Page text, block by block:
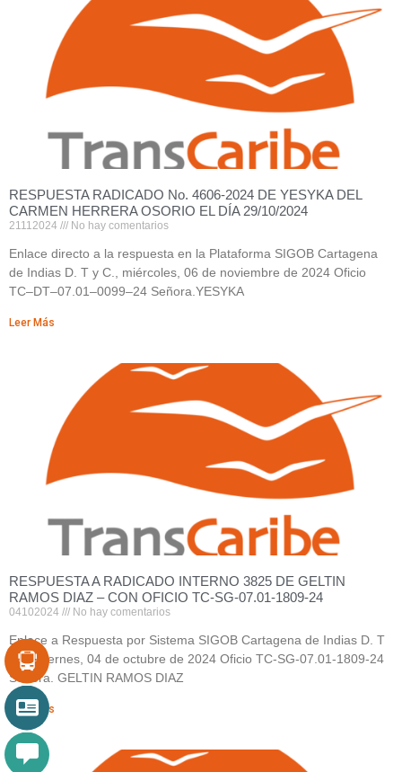
RESPUESTA RADICADO No. 4606-2024 DE YESYKA DEL
CARMEN HERRERA OSORIO EL DÍA 29/10/2024
21112024 No hay comentarios
Enlace directo a la respuesta en la Plataforma SIGOB Cartagena
de Indias D. T y C., miércoles, 06 de noviembre de 2024 Oficio
TC–DT–07.01–0099–24 Señora.YESYKA
Leer Más
RESPUESTA A RADICADO INTERNO 3825 DE GELTIN
RAMOS DIAZ – CON OFICIO TC-SG-07.01-1809-24
04102024 No hay comentarios
Enlace a Respuesta por Sistema SIGOB Cartagena de Indias D. T
y C., viernes, 04 de octubre de 2024 Oficio TC-SG-07.01-1809-24
Señora. GELTIN RAMOS DIAZ
Leer Más